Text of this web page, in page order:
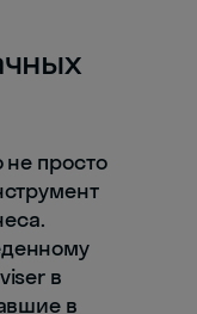
просто
в
в